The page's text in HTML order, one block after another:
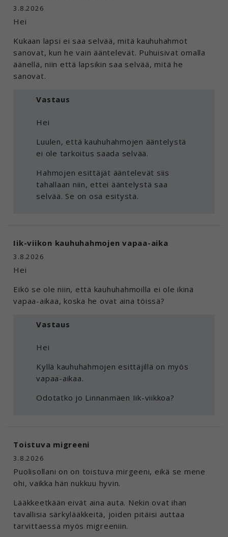
3.8.2026
Hei
Kukaan lapsi ei saa selvää, mitä kauhuhahmot
sanovat, kun he vain ääntelevät. Puhuisivat omalla
äänellä, niin että lapsikin saa selvää, mitä he
sanovat.
Vastaus
Hei
Luulen, että kauhuhahmojen ääntelystä
ei ole tarkoitus saada selvää.
Hahmojen esittäjät ääntelevät siis
tahallaan niin, ettei ääntelystä saa
selvää. Se on osa esitystä.
Iik-viikon kauhuhahmojen vapaa-aika
3.8.2026
Hei
Eikö se ole niin, että kauhuhahmoilla ei ole ikinä
vapaa-aikaa, koska he ovat aina töissä?
Vastaus
Hei
Kyllä kauhuhahmojen esittäjillä on myös
vapaa-aikaa.
Odotatko jo Linnanmäen Iik-viikkoa?
Toistuva migreeni
3.8.2026
Puolisollani on on toistuva mirgeeni, eikä se mene
ohi, vaikka hän nukkuu hyvin.
Lääkkeetkään eivät aina auta. Nekin ovat ihan
tavallisia särkylääkkeitä, joiden pitäisi auttaa
tarvittaessa myös migreeniin.